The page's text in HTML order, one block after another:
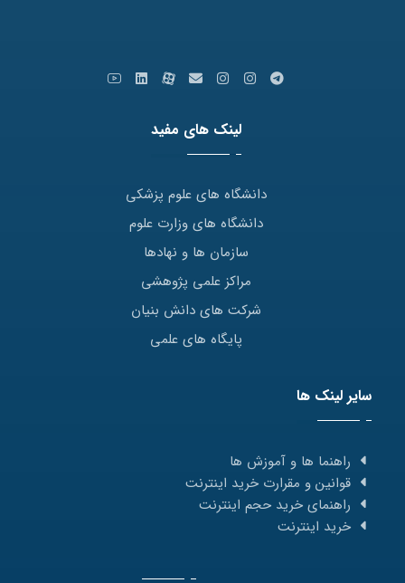
لینک های مفید
دانشگاه های علوم پزشکی
دانشگاه های وزارت علوم
سازمان ها و نهادها
مراکز علمی پژوهشی
شرکت های دانش بنیان
پایگاه های علمی
سایر لینک ها
راهنما ها و آموزش ها
قوانین و مقرارت خرید اینترنت
راهنمای خرید حجم اینترنت
خرید اینترنت